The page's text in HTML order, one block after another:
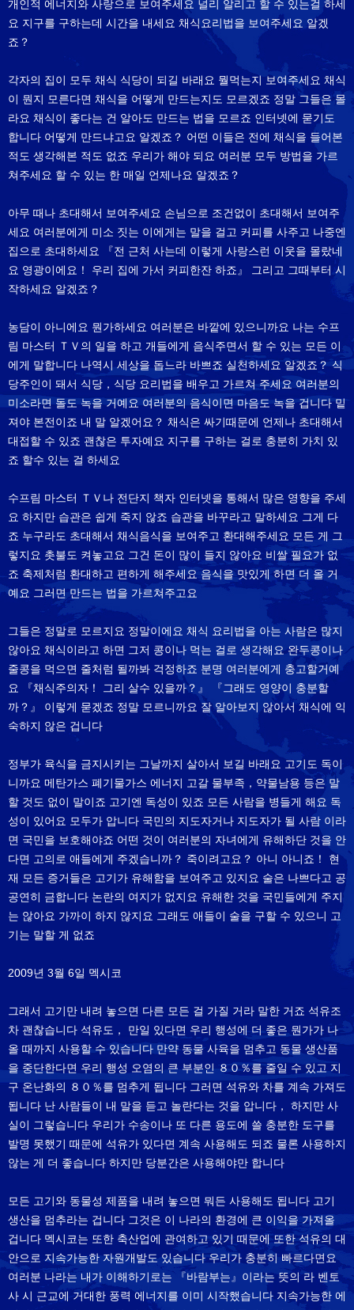
개인적 에너지와 사랑으로 보여주세요 널리 알리고 할 수 있는걸 하세
요 지구를 구하는데 시간을 내세요 채식요리법을 보여주세요 알겠
죠？
각자의 집이 모두 채식 식당이 되길 바래요 뭘먹는지 보여주세요 채식
이 뭔지 모른다면 채식을 어떻게 만드는지도 모르겠죠 정말 그들은 몰
라요 채식이 좋다는 건 알아도 만드는 법을 모르죠 인터넷에 묻기도
합니다 어떻게 만드냐고요 알겠죠？ 어떤 이들은 전에 채식을 들어본
적도 생각해본 적도 없죠 우리가 해야 되요 여러분 모두 방법을 가르
쳐주세요 할 수 있는 한 매일 언제나요 알겠죠？
아무 때나 초대해서 보여주세요 손님으로 조건없이 초대해서 보여주
세요 여러분에게 미소 짓는 이에게는 말을 걸고 커피를 사주고 나중엔
집으로 초대하세요 『전 근처 사는데 이렇게 사랑스런 이웃을 몰랐네
요 영광이에요！ 우리 집에 가서 커피한잔 하죠』 그리고 그때부터 시
작하세요 알겠죠？
농담이 아니에요 뭔가하세요 여러분은 바깥에 있으니까요 나는 수프
림 마스터 ＴＶ의 일을 하고 개들에게 음식주면서 할 수 있는 모든 이
에게 말합니다 나역시 세상을 돕느라 바쁘죠 실천하세요 알겠죠？ 식
당주인이 돼서 식당，식당 요리법을 배우고 가르쳐 주세요 여러분의
미소라면 돌도 녹을 거예요 여러분의 음식이면 마음도 녹을 겁니다 밑
져야 본전이죠 내 말 알겠어요？ 채식은 싸기때문에 언제나 초대해서
대접할 수 있죠 괜찮은 투자예요 지구를 구하는 걸로 충분히 가치 있
죠 할수 있는 걸 하세요
수프림 마스터 ＴＶ나 전단지 책자 인터넷을 통해서 많은 영향을 주세
요 하지만 습관은 쉽게 죽지 않죠 습관을 바꾸라고 말하세요 그게 다
죠 누구라도 초대해서 채식음식을 보여주고 환대해주세요 모든 게 그
렇지요 촛불도 켜놓고요 그건 돈이 많이 들지 않아요 비쌀 필요가 없
죠 축제처럼 환대하고 편하게 해주세요 음식을 맛있게 하면 더 올 거
예요 그러면 만드는 법을 가르쳐주고요
그들은 정말로 모르지요 정말이에요 채식 요리법을 아는 사람은 많지
않아요 채식이라고 하면 그저 콩이나 먹는 걸로 생각해요 완두콩이나
줄콩을 먹으면 줄처럼 될까봐 걱정하죠 분명 여러분에게 충고할거예
요 『채식주의자！ 그리 살수 있을까？』 『그래도 영양이 충분할
까？』 이렇게 묻겠죠 정말 모르니까요 잘 알아보지 않아서 채식에 익
숙하지 않은 겁니다
정부가 육식을 금지시키는 그날까지 살아서 보길 바래요 고기도 독이
니까요 메탄가스 폐기물가스 에너지 고갈 물부족，약물남용 등은 말
할 것도 없이 말이죠 고기엔 독성이 있죠 모든 사람을 병들게 해요 독
성이 있어요 모두가 압니다 국민의 지도자거나 지도자가 될 사람 이라
면 국민을 보호해야죠 어떤 것이 여러분의 자녀에게 유해하단 것을 안
다면 고의로 애들에게 주겠습니까？ 죽이려고요？ 아니 아니죠！ 현
재 모든 증거들은 고기가 유해함을 보여주고 있지요 술은 나쁘다고 공
공연히 금합니다 논란의 여지가 없지요 유해한 것을 국민들에게 주지
는 않아요 가까이 하지 않지요 그래도 애들이 술을 구할 수 있으니 고
기는 말할 게 없죠
2009년 3월 6일 멕시코
그래서 고기만 내려 놓으면 다른 모든 걸 가질 거라 말한 거죠 석유조
차 괜찮습니다 석유도， 만일 있다면 우리 행성에 더 좋은 뭔가가 나
올 때까지 사용할 수 있습니다 만약 동물 사육을 멈추고 동물 생산품
을 중단한다면 우리 행성 오염의 큰 부분인 ８０％를 줄일 수 있고 지
구 온난화의 ８０％를 멈추게 됩니다 그러면 석유와 차를 계속 가져도
됩니다 난 사람들이 내 말을 듣고 놀란다는 것을 압니다， 하지만 사
실이 그렇습니다 우리가 수송이나 또 다른 용도에 쓸 충분한 도구를
발명 못했기 때문에 석유가 있다면 계속 사용해도 되죠 물론 사용하지
않는 게 더 좋습니다 하지만 당분간은 사용해야만 합니다
모든 고기와 동물성 제품을 내려 놓으면 뭐든 사용해도 됩니다 고기
생산을 멈추라는 겁니다 그것은 이 나라의 환경에 큰 이익을 가져올
겁니다 멕시코는 또한 축산업에 관여하고 있기 때문에 또한 석유의 대
안으로 지속가능한 자원개발도 있습니다 우리가 충분히 빠르다면요
여러분 나라는 내가 이해하기로는 『바람부는』이라는 뜻의 라 벤토
사 시 근교에 거대한 풍력 에너지를 이미 시작했습니다 지속가능한 에